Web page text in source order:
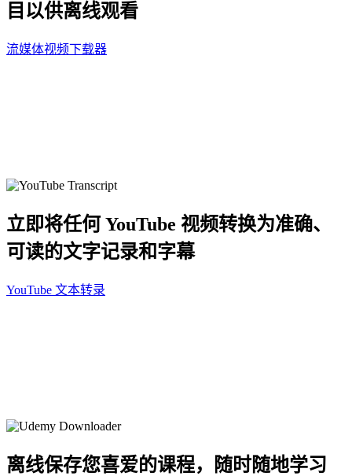
目以供离线观看
流媒体视频下载器
立即将任何 YouTube 视频转换为准确、
可读的文字记录和字幕
YouTube 文本转录
离线保存您喜爱的课程，随时随地学习